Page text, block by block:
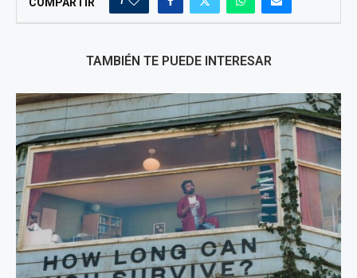
TAMBIÉN TE PUEDE INTERESAR